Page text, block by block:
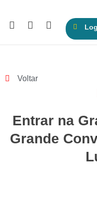
Voltar
Entrar na
Grande